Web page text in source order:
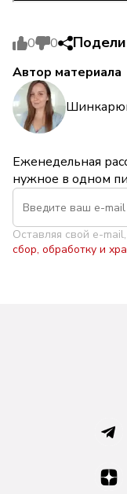
0 0
Автор материала
Еженедельная
нужное в одном
Оставляя свой e-
сбор, обработку и